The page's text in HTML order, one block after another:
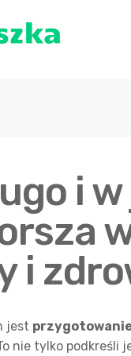
i
i
jest
nie tylko podkreśli